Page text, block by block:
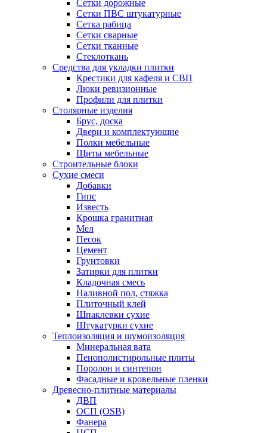
Сетки дорожные
Сетки ПВС штукатурные
Сетка рабица
Сетки сварные
Сетки тканные
Стеклоткань
Средства для укладки плитки
Крестики для кафеля и СВП
Люки ревизионные
Профили для плитки
Столярные изделия
Брус, доска
Двери и комплектующие
Полки мебельные
Щиты мебельные
Строительные блоки
Сухие смеси
Добавки
Гипс
Известь
Крошка гранитная
Мел
Песок
Цемент
Грунтовки
Затирки для плитки
Кладочная смесь
Наливной пол, стяжка
Плиточный клей
Шпаклевки сухие
Штукатурки сухие
Теплоизоляция и шумоизоляция
Минеральная вата
Пенополистирольные плиты
Поролон и синтепон
Фасадные и кровельные пленки
Древесно-плитные материалы
ДВП
ОСП (OSB)
Фанера